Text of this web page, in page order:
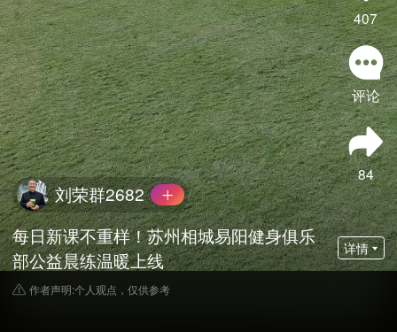
407
评论
84
刘荣群2682
每日新课不重样！苏州相城易阳健身俱乐
部公益晨练温暖上线
详情
作者声明:个人观点，仅供参考